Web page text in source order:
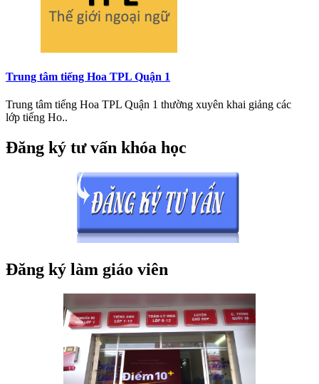
Trung tâm tiếng Hoa TPL Quận 1
Trung tâm tiếng Hoa TPL Quận 1 thường xuyên khai giảng các
lớp tiếng Ho..
Đăng ký tư vấn khóa học
Đăng ký làm giáo viên